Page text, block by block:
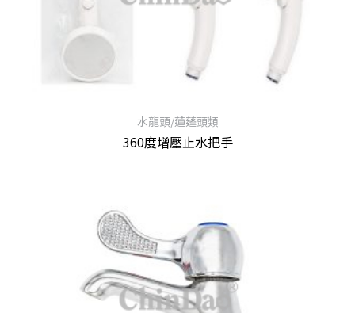
水龍頭/蓮蓬頭類
360度增壓止水把手